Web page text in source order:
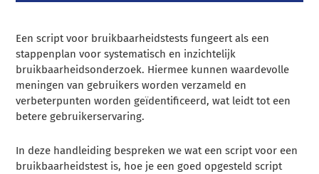
Een script voor bruikbaarheidstests fungeert als een
stappenplan voor systematisch en inzichtelijk
bruikbaarheidsonderzoek. Hiermee kunnen waardevolle
meningen van gebruikers worden verzameld en
verbeterpunten worden geïdentificeerd, wat leidt tot een
betere gebruikerservaring.
In deze handleiding bespreken we wat een script voor een
bruikbaarheidstest is, hoe je een goed opgesteld script